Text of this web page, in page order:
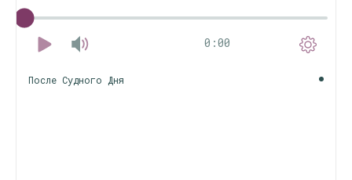
0:00
После Судного Дня